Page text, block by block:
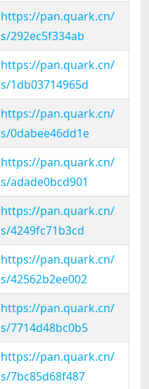
https://pan.quark.cn/
s/292ec5f334ab
https://pan.quark.cn/
s/1db03714965d
https://pan.quark.cn/
s/0dabee46dd1e
https://pan.quark.cn/
s/adade0bcd901
https://pan.quark.cn/
s/4249fc71b3cd
https://pan.quark.cn/
s/42562b2ee002
https://pan.quark.cn/
s/7714d48bc0b5
https://pan.quark.cn/
s/7bc85d68f487